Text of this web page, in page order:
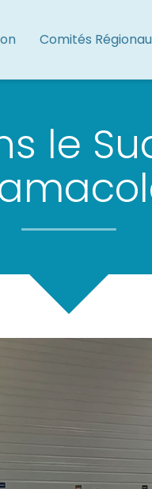
Comités
le